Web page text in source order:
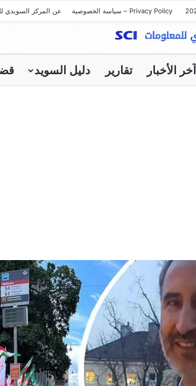
Privacy Policy – سياسة الخصوصية عن المركز السويدي
آخر الأخبار تقارير دليل السويد